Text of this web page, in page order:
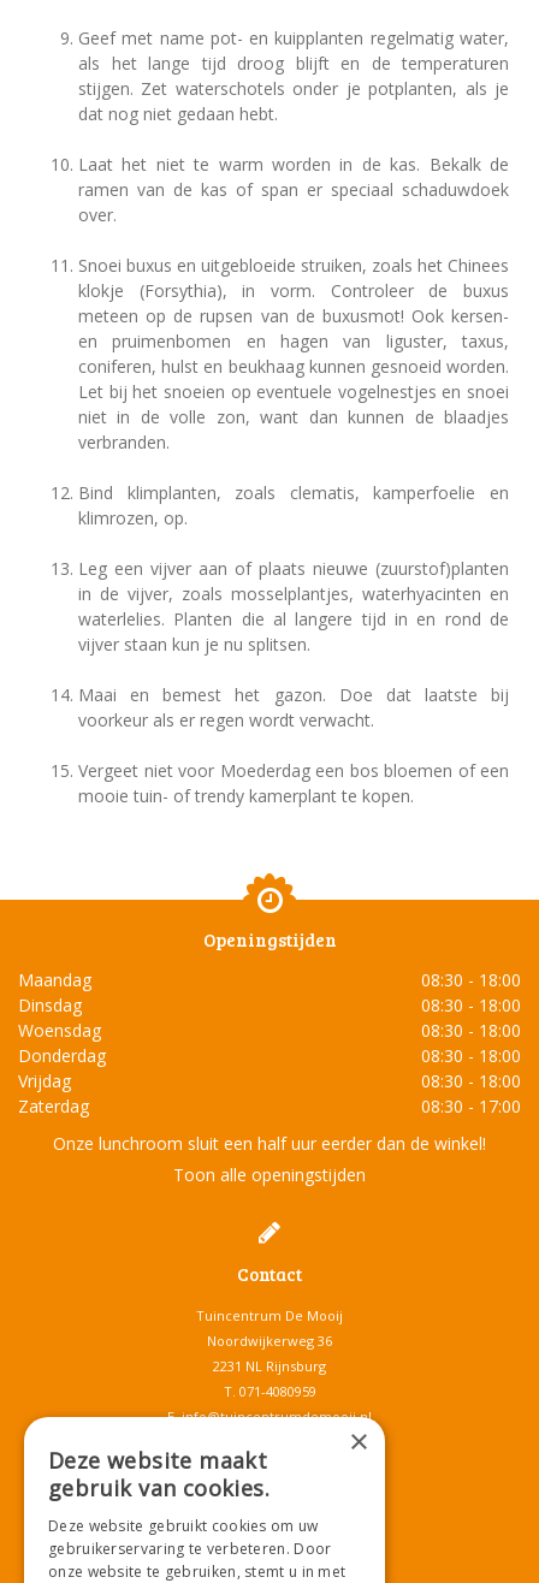
Geef met name pot- en kuipplanten regelmatig water,
als het lange tijd droog blijft en de temperaturen
stijgen. Zet waterschotels onder je potplanten, als je
dat nog niet gedaan hebt.
Laat het niet te warm worden in de kas. Bekalk de
ramen van de kas of span er speciaal schaduwdoek
over.
Snoei buxus en uitgebloeide struiken, zoals het Chinees
klokje (Forsythia), in vorm. Controleer de buxus
meteen op de rupsen van de buxusmot! Ook kersen-
en pruimenbomen en hagen van liguster, taxus,
coniferen, hulst en beukhaag kunnen gesnoeid worden.
Let bij het snoeien op eventuele vogelnestjes en snoei
niet in de volle zon, want dan kunnen de blaadjes
verbranden.
Bind klimplanten, zoals clematis, kamperfoelie en
klimrozen, op.
Leg een vijver aan of plaats nieuwe (zuurstof)planten
in de vijver, zoals mosselplantjes, waterhyacinten en
waterlelies. Planten die al langere tijd in en rond de
vijver staan kun je nu splitsen.
Maai en bemest het gazon. Doe dat laatste bij
voorkeur als er regen wordt verwacht.
Vergeet niet voor Moederdag een bos bloemen of een
mooie tuin- of trendy kamerplant te kopen.
Openingstijden
Maandag
08:30 - 18:00
Dinsdag
08:30 - 18:00
Woensdag
08:30 - 18:00
Donderdag
08:30 - 18:00
Vrijdag
08:30 - 18:00
Zaterdag
08:30 - 17:00
Onze lunchroom sluit een half uur eerder dan de winkel!
Toon alle openingstijden
Contact
Tuincentrum De Mooij
Noordwijkerweg 36
2231 NL Rijnsburg
T. 071-4080959
E.info@tuincentrumdemooij.nl
Download onze App!
×
Deze website maakt
gebruik van cookies.
Deze website gebruikt cookies om uw
gebruikerservaring te verbeteren. Door
onze website te gebruiken, stemt u in met